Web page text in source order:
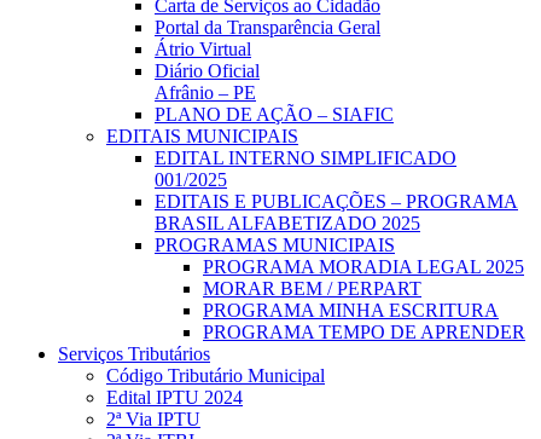
Carta de Serviços ao Cidadão
Portal da Transparência Geral
Átrio Virtual
Diário Oficial
Afrânio – PE
PLANO DE AÇÃO – SIAFIC
EDITAIS MUNICIPAIS
EDITAL INTERNO SIMPLIFICADO
001/2025
EDITAIS E PUBLICAÇÕES – PROGRAMA
BRASIL ALFABETIZADO 2025
PROGRAMAS MUNICIPAIS
PROGRAMA MORADIA LEGAL 2025
MORAR BEM / PERPART
PROGRAMA MINHA ESCRITURA
PROGRAMA TEMPO DE APRENDER
Serviços Tributários
Código Tributário Municipal
Edital IPTU 2024
2ª Via IPTU